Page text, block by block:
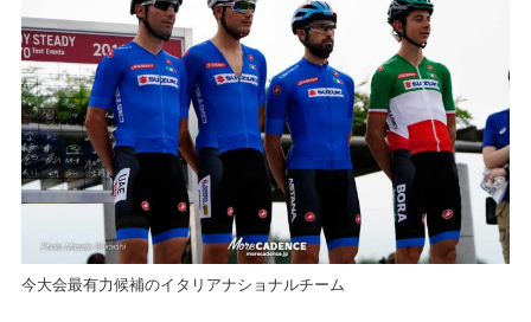
今大会最有力候補のイタリアナショナルチーム